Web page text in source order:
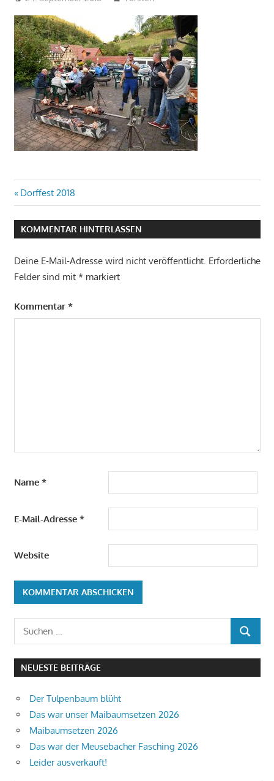
Beitragsnavigation
Vorheriger
Beitrag:
Dorffest 2018
KOMMENTAR HINTERLASSEN
Deine E-Mail-Adresse wird nicht veröffentlicht. Erforderliche
Felder sind mit *markiert
Kommentar *
Name *
E-Mail-Adresse *
Website
Suchen
nach:
SUCHEN
NEUESTE BEITRÄGE
Der Tulpenbaum blüht
Das war unser Maibaumsetzen 2026
Maibaumsetzen 2026
Das war der Meusebacher Fasching 2026
Leider ausverkauft!